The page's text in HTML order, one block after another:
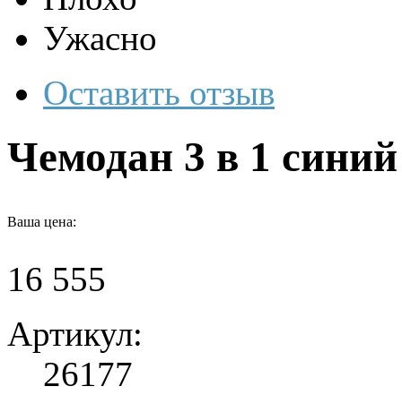
Ужасно
Оставить отзыв
Чемодан 3 в 1
Ваша цена:
16 555
Артикул:
26177